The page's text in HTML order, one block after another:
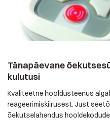
Tänapäevane
kulutusi
Kvaliteetne hooldusteenus
reageerimiskiirusest. Just
õekutselahendus